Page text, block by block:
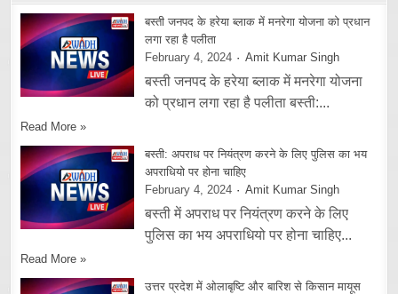
बस्ती जनपद के हरेया ब्लाक में मनरेगा योजना को प्रधान
लगा रहा है पलीता
February 4, 2024
Amit Kumar Singh
बस्ती जनपद के हरेया ब्लाक में मनरेगा योजना
को प्रधान लगा रहा है पलीता बस्ती:...
Read More »
बस्ती: अपराध पर नियंत्रण करने के लिए पुलिस का भय
अपराधियो पर होना चाहिए
February 4, 2024
Amit Kumar Singh
बस्ती में अपराध पर नियंत्रण करने के लिए
पुलिस का भय अपराधियो पर होना चाहिए...
Read More »
उत्तर प्रदेश में ओलाबृष्टि और बारिश से किसान मायूस